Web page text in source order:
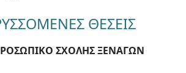
ΘΕΣΕΙΣ
ΣΧΟΛΗΣ ΞΕΝΑΓΩΝ